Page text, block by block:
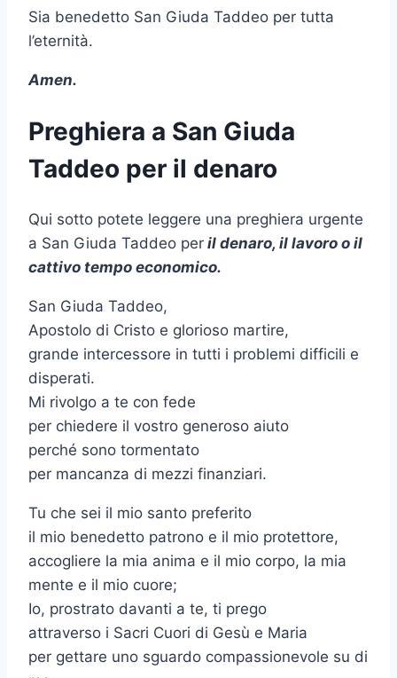
Sia benedetto San Giuda Taddeo per tutta
l’eternità.
Amen.
Preghiera a San Giuda
Taddeo per il denaro
Qui sotto potete leggere una preghiera urgente
a San Giuda Taddeo per il denaro, il lavoro o il
cattivo tempo economico.
San Giuda Taddeo,
Apostolo di Cristo e glorioso martire,
grande intercessore in tutti i problemi difficili e
disperati.
Mi rivolgo a te con fede
per chiedere il vostro generoso aiuto
perché sono tormentato
per mancanza di mezzi finanziari.
Tu che sei il mio santo preferito
il mio benedetto patrono e il mio protettore,
accogliere la mia anima e il mio corpo, la mia
mente e il mio cuore;
Io, prostrato davanti a te, ti prego
attraverso i Sacri Cuori di Gesù e Maria
per gettare uno sguardo compassionevole su di